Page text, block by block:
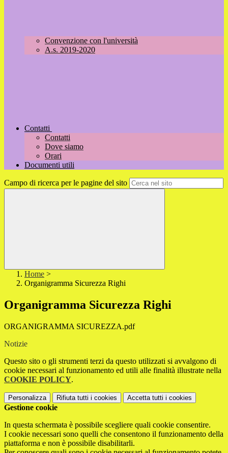
Convenzione con l'università
A.s. 2019-2020
Contatti
Contatti
Dove siamo
Orari
Documenti utili
Campo di ricerca per le pagine del sito
Home >
Organigramma Sicurezza Righi
Organigramma Sicurezza Righi
ORGANIGRAMMA SICUREZZA.pdf
Notizie
Questo sito o gli strumenti terzi da questo utilizzati si avvalgono di
cookie necessari al funzionamento ed utili alle finalità illustrate nella
COOKIE POLICY.
Personalizza Rifiuta tutti i cookies Accetta tutti i cookies
Gestione cookie
In questa schermata è possibile scegliere quali cookie consentire.
I cookie necessari sono quelli che consentono il funzionamento della
piattaforma e non è possibile disabilitarli.